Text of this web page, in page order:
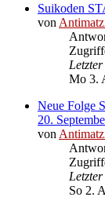
Suikoden
von
Mo 3.
Neue Folge
20.
von
So 2.